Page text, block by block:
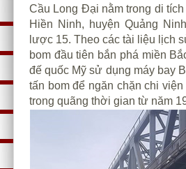
Cầu Long Đại nằm trong di
Hiền Ninh, huyện Quảng
lược 15. Theo các tài liệu lịch
bom đầu tiên bắn phá miền
đế quốc Mỹ sử dụng máy bay
tấn bom để ngăn chặn chi
trong quãng thời gian từ năm